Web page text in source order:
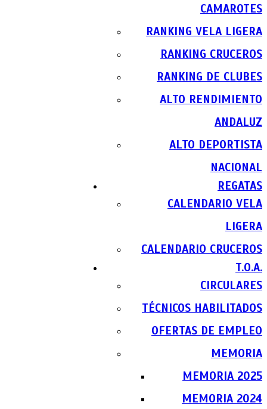
CAMAROTES
RANKING VELA LIGERA
RANKING CRUCEROS
RANKING DE CLUBES
ALTO RENDIMIENTO
ANDALUZ
ALTO DEPORTISTA
NACIONAL
REGATAS
CALENDARIO VELA
LIGERA
CALENDARIO CRUCEROS
T.O.A.
CIRCULARES
TÉCNICOS HABILITADOS
OFERTAS DE EMPLEO
MEMORIA
MEMORIA 2025
MEMORIA 2024